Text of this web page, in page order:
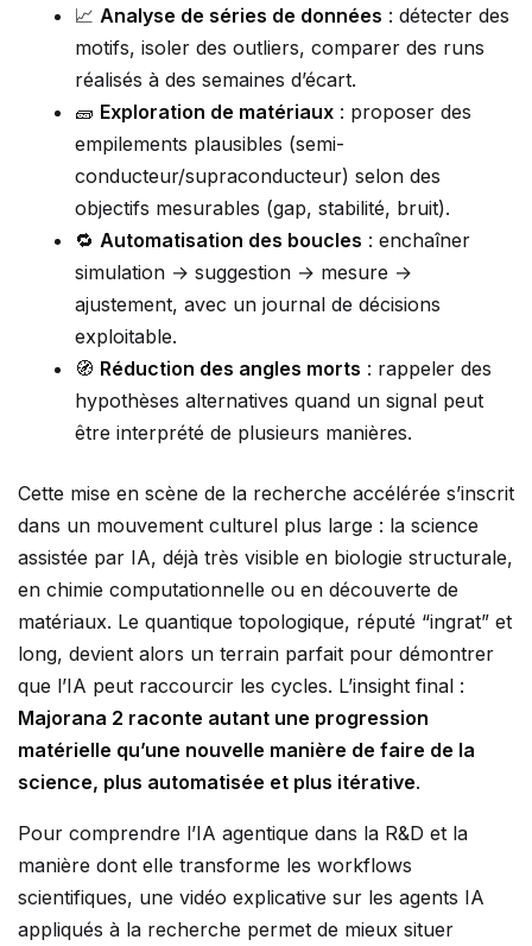
📈 Analyse de séries de données : détecter des
motifs, isoler des outliers, comparer des runs
réalisés à des semaines d’écart.
🧱 Exploration de matériaux: proposer des
empilements plausibles (semi-
conducteur/supraconducteur) selon des
objectifs mesurables (gap, stabilité, bruit).
🔁 Automatisation des boucles : enchaîner
simulation → suggestion → mesure →
ajustement, avec un journal de décisions
exploitable.
🧭 Réduction des angles morts : rappeler des
hypothèses alternatives quand un signal peut
être interprété de plusieurs manières.
Cette mise en scène de la recherche accélérée s’inscrit
dans un mouvement culturel plus large : la science
assistée par IA, déjà très visible en biologie structurale,
en chimie computationnelle ou en découverte de
matériaux. Le quantique topologique, réputé “ingrat” et
long, devient alors un terrain parfait pour démontrer
que l’IA peut raccourcir les cycles. L’insight final :
Majorana 2 raconte autant une progression
matérielle qu’une nouvelle manière de faire de la
science, plus automatisée et plus itérative.
Pour comprendre l’IA agentique dans la R&D et la
manière dont elle transforme les workflows
scientifiques, une vidéo explicative sur les agents IA
appliqués à la recherche permet de mieux situer